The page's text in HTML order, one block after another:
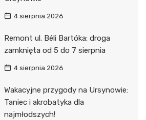
4 sierpnia 2026
Remont ul. Béli Bartóka: droga
zamknięta od 5 do 7 sierpnia
4 sierpnia 2026
Wakacyjne przygody na Ursynowie:
Taniec i akrobatyka dla
najmłodszych!